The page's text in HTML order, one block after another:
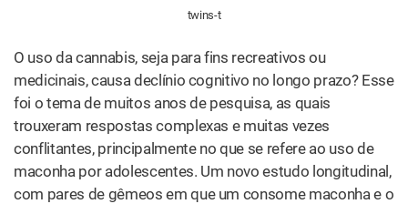
twins-t
O uso da cannabis, seja para fins recreativos ou
medicinais, causa declínio cognitivo no longo prazo? Esse
foi o tema de muitos anos de pesquisa, as quais
trouxeram respostas complexas e muitas vezes
conflitantes, principalmente no que se refere ao uso de
maconha por adolescentes. Um novo estudo longitudinal,
com pares de gêmeos em que um consome maconha e o